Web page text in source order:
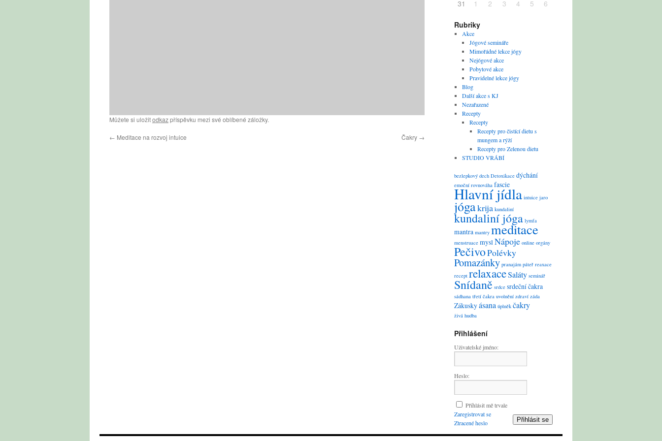
Můžete si uložitodkazpříspěvku mezi své oblíbené záložky.
← Meditace na rozvoj intuice Čakry →
31 1 2 3 4 5 6
Rubriky
Akce
Jógové semináře
Mimořádné lekce jógy
Nejógové akce
Pobytové akce
Pravidelné lekce jógy
Blog
Další akce s KJ
Nezařazené
Recepty
Recepty
Recepty pro čistící dietu s
mungem a rýží
Recepty pro Zelenou dietu
STUDIO VRÁBÍ
bezlepkový dech Detoxikace dýchání
emoční rovnováha fascie
Hlavní jídla intuice jaro
jógakrija kundaliní
kundaliní jóga lymfa
mantra mantry meditace
menstruace myslNápoje online orgány
PečivoPolévky
Pomazánky pranajám páteř reaxace
recept relaxaceSaláty seminář
Snídaně srdce srdeční čakra
sádhana třetí čakra uvolnění zdraví záda
Zákuskyásana úplněk čakry
živá hudba
Přihlášení
Uživatelské jméno:
Heslo:
Přihlásit mě trvale
Přihlásit se
Zaregistrovat se
Ztracené heslo